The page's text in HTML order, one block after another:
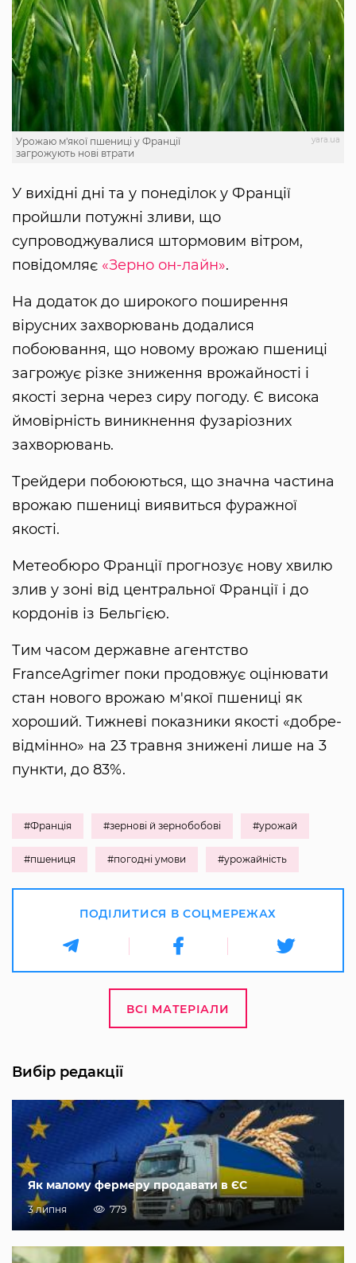
yara.ua
Урожаю м'якої пшениці у Франції
загрожують нові втрати
У вихідні дні та у понеділок у Франції
пройшли потужні зливи, що
супроводжувалися штормовим вітром,
повідомляє «Зерно он-лайн».
На додаток до широкого поширення
вірусних захворювань додалися
побоювання, що новому врожаю пшениці
загрожує різке зниження врожайності і
якості зерна через сиру погоду. Є висока
ймовірність виникнення фузаріозних
захворювань.
Трейдери побоюються, що значна частина
врожаю пшениці виявиться фуражної
якості.
Метеобюро Франції прогнозує нову хвилю
злив у зоні від центральної Франції і до
кордонів із Бельгією.
Тим часом державне агентство
FranceAgrimer поки продовжує оцінювати
стан нового врожаю м'якої пшениці як
хороший. Тижневі показники якості «добре-
відмінно» на 23 травня знижені лише на 3
пункти, до 83%.
#Франція #зернові й зернобобові #урожай
#пшениця #погодні умови #урожайність
ПОДІЛИТИСЯ В СОЦМЕРЕЖАХ
ВСІ МАТЕРІАЛИ
Вибір редакції
Як малому фермеру продавати в ЄС
3 липня 779